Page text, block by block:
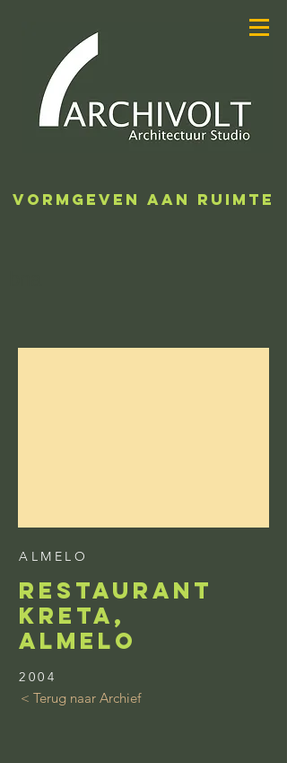
ARCHIVOLT
ARCHITECTUUR
STUDIO
VORMGEVEN AAN RUIMTE
ALMELO
restaurant
kreta,
almelo
2004
< Terug naar Archief